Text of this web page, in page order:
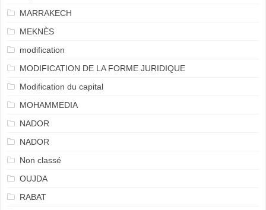
MARRAKECH
MEKNÈS
modification
MODIFICATION DE LA FORME JURIDIQUE
Modification du capital
MOHAMMEDIA
NADOR
NADOR
Non classé
OUJDA
RABAT